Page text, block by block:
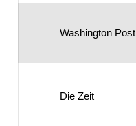
Washington Post
Die Zeit